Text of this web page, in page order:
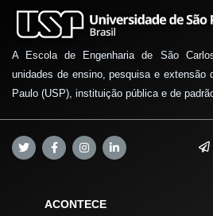
A Escola de Engenharia de São
unidades de ensino, pesquisa e extensão
Paulo (USP), instituição pública e de
ACONTECE